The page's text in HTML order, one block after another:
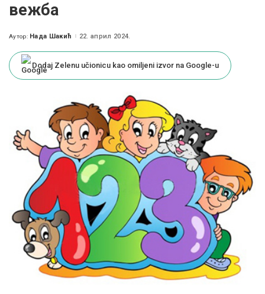
вежба
Posted
Аутор: Нада Шакић 22. април 2024.
Dodaj Zelenu učionicu kao omiljeni izvor na Google-u